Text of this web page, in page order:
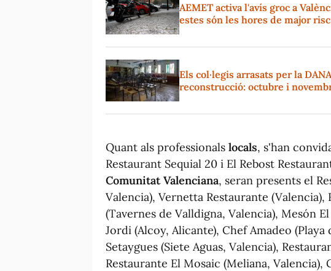
AEMET activa l'avís groc a
estes són les hores de major risc
Els col·legis arrasats per la
reconstrucció: octubre i
Quant als professionals locals, s'han
Restaurant Sequial 20 i El Rebost
Comunitat Valenciana, seran presents el
Valencia), Vernetta Restaurante (Valencia),
(Tavernes de Valldigna, Valencia), Mesón
Jordi (Alcoy, Alicante), Chef Amadeo (Playa
Setaygues (Siete Aguas, Valencia),
Restaurante El Mosaic (Meliana, Valencia),